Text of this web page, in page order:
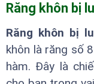
Răng khôn bị
Răng khôn bị
khôn là răng số
hàm. Đây là